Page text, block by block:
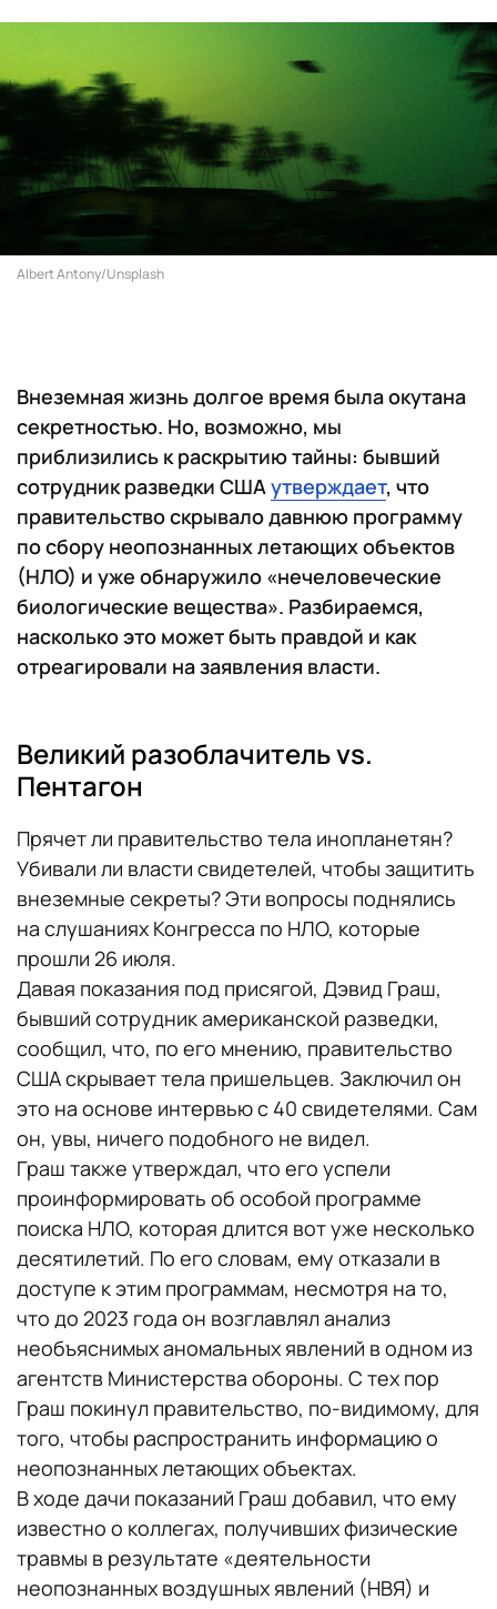
Albert Antony/Unsplash
Внеземная жизнь долгое время была окутана
секретностью. Но, возможно, мы
приблизились к раскрытию тайны: бывший
сотрудник разведки СШАутверждает, что
правительство скрывало давнюю программу
по сбору неопознанных летающих объектов
(НЛО) и уже обнаружило «нечеловеческие
биологические вещества». Разбираемся,
насколько это может быть правдой и как
отреагировали на заявления власти.
Великий разоблачитель vs.
Пентагон
Прячет ли правительство тела инопланетян?
Убивали ли власти свидетелей, чтобы защитить
внеземные секреты? Эти вопросы поднялись
на слушаниях Конгресса по НЛО, которые
прошли 26 июля.
Давая показания под присягой, Дэвид Граш,
бывший сотрудник американской разведки,
сообщил, что, по его мнению, правительство
США скрывает тела пришельцев. Заключил он
это на основе интервью с 40 свидетелями. Сам
он, увы, ничего подобного не видел.
Граш также утверждал, что его успели
проинформировать об особой программе
поиска НЛО, которая длится вот уже несколько
десятилетий. По его словам, ему отказали в
доступе к этим программам, несмотря на то,
что до 2023 года он возглавлял анализ
необъяснимых аномальных явлений в одном из
агентств Министерства обороны. С тех пор
Граш покинул правительство, по-видимому, для
того, чтобы распространить информацию о
неопознанных летающих объектах.
В ходе дачи показаний Граш добавил, что ему
известно о коллегах, получивших физические
травмы в результате «деятельности
неопознанных воздушных явлений (НВЯ) и